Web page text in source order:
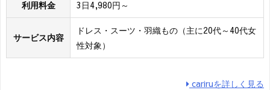
利用料金 3日4,980円～
サービス内容
ドレス・スーツ・羽織もの（主に20代～40代女
性対象）
cariruを詳しく見る